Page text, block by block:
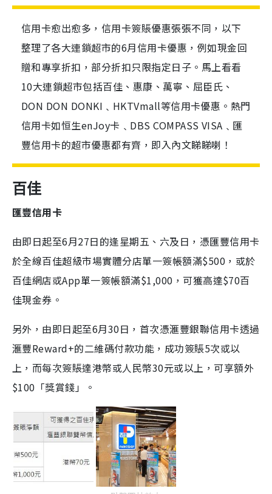
信用卡愈出愈多，信用卡簽賬優惠張張不同，以下
整理了各大連鎖超市的6月信用卡優惠，例如現金回
贈和專享折扣，部分折扣只限指定日子。馬上看看
10大連鎖超市包括百佳、惠康、萬寧、屈臣氏、
DON DON DONKI﹑HKTVmall等信用卡優惠。熱門
信用卡如恒生enJoy卡﹑DBS COMPASS VISA﹑匯
豐信用卡的超市優惠都有齊，即入內文睇睇喇！
百佳
匯豐信用卡
由即日起至6月27日的逢星期五、六及日，憑匯豐信用卡
於全線百佳超級市場實體分店單一簽帳額滿$500，或於
百佳網店或App單一簽帳額滿$1,000，可獲高達$70百
佳現金券。
另外，由即日起至6月30日，首次憑滙豐銀聯信用卡透過
滙豐Reward+的二維碼付款功能，成功簽賬5次或以
上，而每次簽賬達港幣或人民幣30元或以上，可享額外
$100「獎賞錢」。